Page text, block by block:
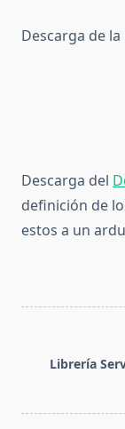
Descarga de
Descarga del
definición de
estos a un
class="nav-
Librería